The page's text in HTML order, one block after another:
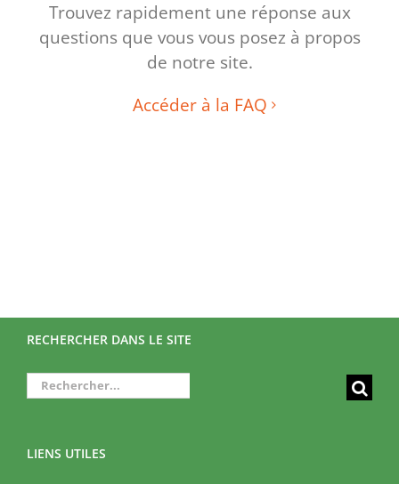
Trouvez rapidement une réponse aux
questions que vous vous posez à propos
de notre site.
Accéder à la FAQ
RECHERCHER DANS LE SITE
Rechercher:
LIENS UTILES